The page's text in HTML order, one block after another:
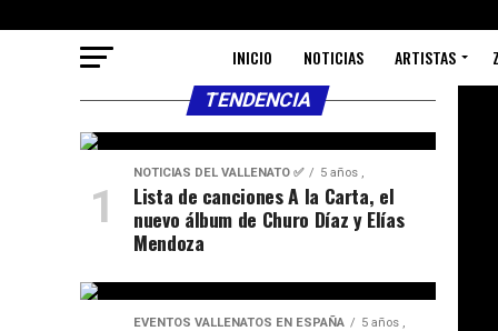
INICIO NOTICIAS ARTISTAS
TENDENCIA
NOTICIAS DEL VALLENATO ✅ 5 años ,
Lista de canciones A la Carta, el
nuevo álbum de Churo Díaz y Elías
Mendoza
EVENTOS VALLENATOS EN ESPAÑA 5 años ,